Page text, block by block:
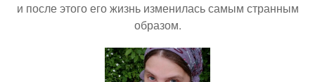
и после этого его жизнь изменилась самым странным
образом.